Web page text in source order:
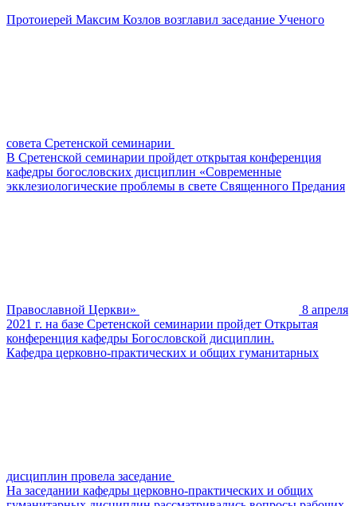
Протоиерей Максим Козлов возглавил заседание Ученого
совета Сретенской семинарии
В Сретенской семинарии пройдет открытая конференция
кафедры богословских дисциплин «Современные
экклезиологические проблемы в свете Священного Предания
Православной Церкви»
8 апреля
2021 г. на базе Сретенской семинарии пройдет Открытая
конференция кафедры Богословской дисциплин.
Кафедра церковно-практических и общих гуманитарных
дисциплин провела заседание
На заседании кафедры церковно-практических и общих